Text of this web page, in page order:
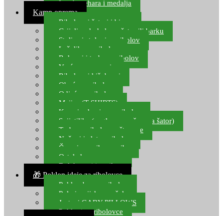
Izrada pehara i medalja
Kamp oprema
Ribolovni šatori i bivvy
Grijalice, kuhala za šator ili barku
Stolice i stolovi za ribolov
Ležaljke za ribolov
Ruksaci i torbe za ribolov
Vreće za spavanje
Ribolovni kišobrani
Obuća za ribolov
Odjeća za ribolov
Majice (T-SHIRTS)
Kape i rukavice za ribolov
Svijetiljke (naglavne, ručne, za šator)
Torbe za ribolovne štapove
Noževi i alat za ribolov
Čamci za prihranu ribe
Ostala kamp oprema
Dalekozori i optika
🎁 Poklon ideje za ribolovce
Poklon bon za ribolov
Polarizacijske naočale
Jastuci GABY PILLOWS
Pokloni za ribolovce